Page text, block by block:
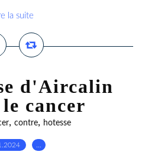
la suite
d'Aircalin
cancer
, contre, hotesse